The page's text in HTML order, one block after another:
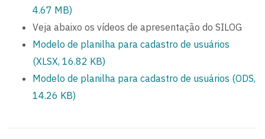
4.67 MB)
Veja abaixo os vídeos de apresentação do SILOG
Modelo de planilha para cadastro de usuários
(XLSX, 16.82 KB)
Modelo de planilha para cadastro de usuários (ODS,
14.26 KB)